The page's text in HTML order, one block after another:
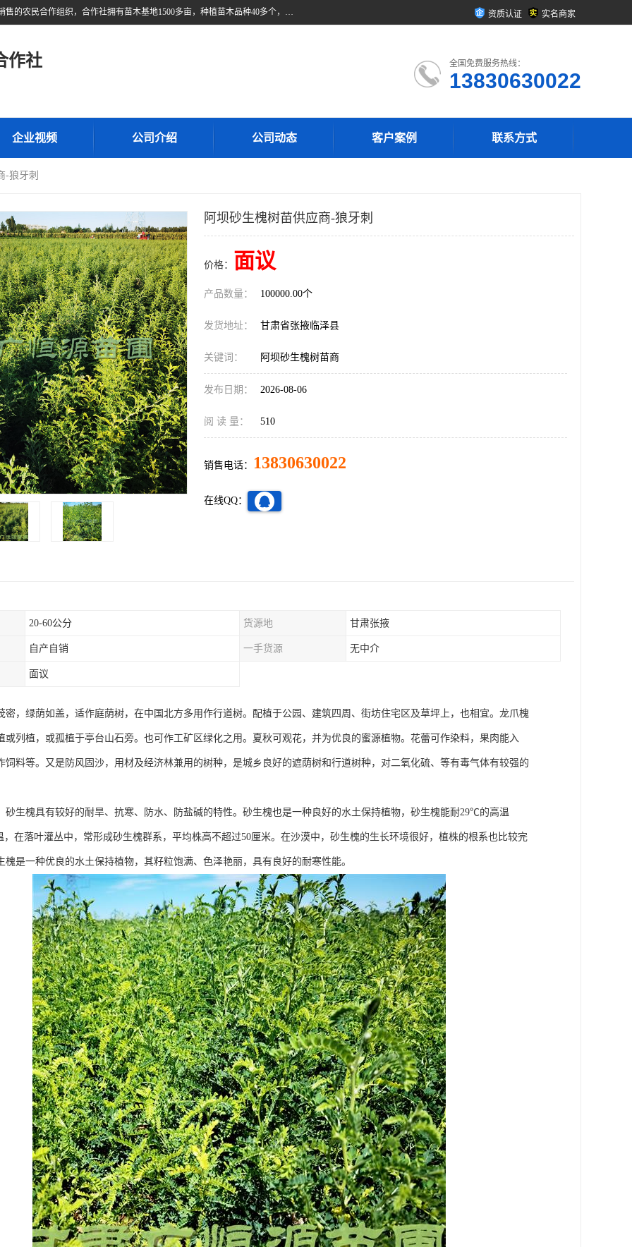
甘肃广恒源苗木农民合作社位于甘肃省临泽县，是一家从事苗木种植与销售的农民合作组织，合作社拥有苗木基地1500多亩，种植苗木品种40多个，年产各类苗木2000多万株。主营：白刺苗、红柳苗、梭梭苗等，我们以“种植一流的苗子，诚信经营”的经营理念，竭诚为每一位客户做优质的服务，欢迎来电咨询！ 资质认证 实名商家
作社 全国免费服务热线：
13830630022
企业视频 公司介绍 公司动态 客户案例 联系方式
-狼牙刺
阿坝砂生槐树苗供应商-狼牙刺
价格： 面议
产品数量： 100000.00个
发货地址： 甘肃省张掖临泽县
关键词： 阿坝砂生槐树苗商
发布日期： 2026-08-06
阅 读 量： 510
销售电话： 13830630022
在线QQ：
20-60公分 货源地 甘肃张掖
自产自销 一手货源 无中介
面议
密，绿荫如盖，适作庭荫树，在中国北方多用作行道树。配植于公园、建筑四周、街坊住宅区及草坪上，也相宜。龙爪槐
或列植，或孤植于亭台山石旁。也可作工矿区绿化之用。夏秋可观花，并为优良的蜜源植物。花蕾可作染料，果肉能入
饲料等。又是防风固沙，用材及经济林兼用的树种，是城乡良好的遮荫树和行道树种，对二氧化硫、等有毒气体有较强的
砂生槐具有较好的耐旱、抗寒、防水、防盐碱的特性。砂生槐也是一种良好的水土保持植物，砂生槐能耐29℃的高温
在落叶灌丛中，常形成砂生槐群系，平均株高不超过50厘米。在沙漠中，砂生槐的生长环境很好，植株的根系也比较完
槐是一种优良的水土保持植物，其籽粒饱满、色泽艳丽，具有良好的耐寒性能。